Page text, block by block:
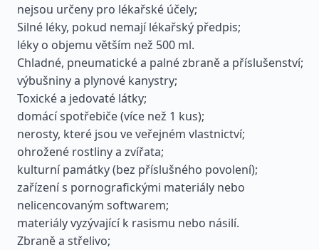
nejsou určeny pro lékařské účely;
Silné léky, pokud nemají lékařský předpis;
léky o objemu větším než 500 ml.
Chladné, pneumatické a palné zbraně a příslušenství;
výbušniny a plynové kanystry;
Toxické a jedovaté látky;
domácí spotřebiče (více než 1 kus);
nerosty, které jsou ve veřejném vlastnictví;
ohrožené rostliny a zvířata;
kulturní památky (bez příslušného povolení);
zařízení s pornografickými materiály nebo
nelicencovaným softwarem;
materiály vyzývající k rasismu nebo násilí.
Zbraně a střelivo;